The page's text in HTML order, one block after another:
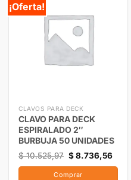
¡Oferta!
CLAVOS PARA DECK
CLAVO PARA DECK
ESPIRALADO 2″
BURBUJA 50 UNIDADES
$10.525,97 $8.736,56
Comprar